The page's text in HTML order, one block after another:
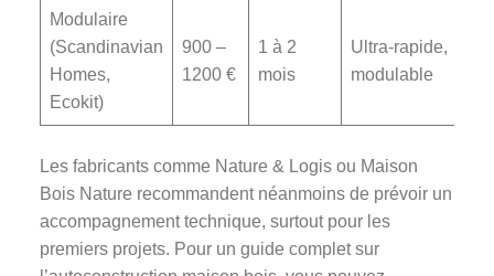
Modulaire
(Scandinavian
Homes,
Ecokit)
900 –
1200 €
1 à 2
mois
Ultra-rapide,
modulable
Les fabricants comme Nature & Logis ou Maison
Bois Nature recommandent néanmoins de prévoir un
accompagnement technique, surtout pour les
premiers projets. Pour un guide complet sur